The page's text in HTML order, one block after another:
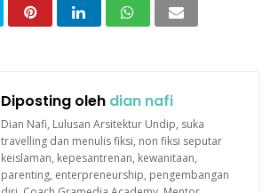
Diposting oleh dian nafi
Dian Nafi, Lulusan Arsitektur Undip, suka
travelling dan menulis fiksi, non fiksi seputar
keislaman, kepesantrenan, kewanitaan,
parenting, enterpreneurship, pengembangan